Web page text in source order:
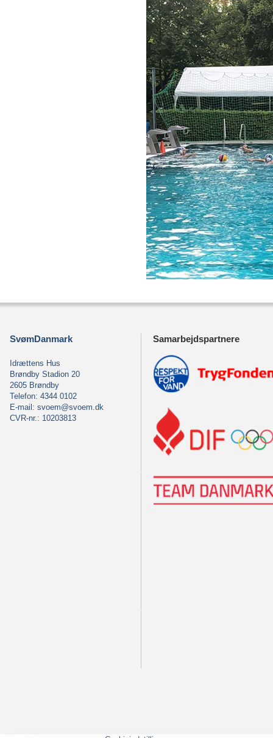
SvømDanmark
Idrættens Hus
Brøndby Stadion 20
2605 Brøndby
Telefon: 4344 0102
E-mail: svoem@svoem.dk
CVR-nr.: 10203813
Samarbejdspartnere